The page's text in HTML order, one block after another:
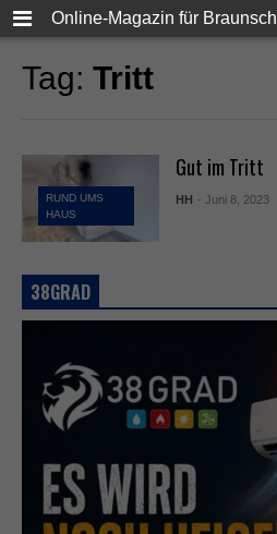
Online-Magazin für
Tag: Tritt
RUND UMS
HAUS
Gut im Tritt
HH - Juni 8, 2023
38GRAD